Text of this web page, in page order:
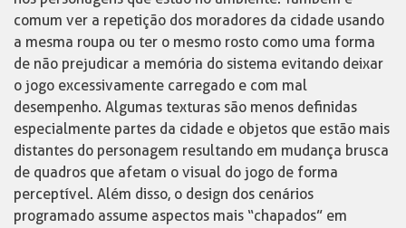
comum ver a repetição dos moradores da cidade usando
a mesma roupa ou ter o mesmo rosto como uma forma
de não prejudicar a memória do sistema evitando deixar
o jogo excessivamente carregado e com mal
desempenho. Algumas texturas são menos definidas
especialmente partes da cidade e objetos que estão mais
distantes do personagem resultando em mudança brusca
de quadros que afetam o visual do jogo de forma
perceptível. Além disso, o design dos cenários
programado assume aspectos mais “chapados” em